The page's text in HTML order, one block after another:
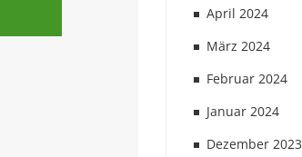
April 2024
März 2024
Februar 2024
Januar 2024
Dezember 2023